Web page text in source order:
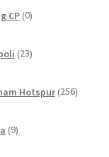
CP 0izdelkov
23izdelkov
Hotspur 256
9izdelkov